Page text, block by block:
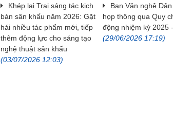
Khép lại Trại sáng tác kịch
bản sân khấu năm 2026: Gặt
hái nhiều tác phẩm mới, tiếp
thêm động lực cho sáng tạo
nghệ thuật sân khấu
(03/07/2026 12:03)
Ban Văn nghệ
họp thông qua Quy
động nhiệm kỳ 2025
(29/06/2026 17:19)